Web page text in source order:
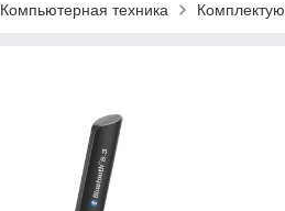
Компьютерная техника